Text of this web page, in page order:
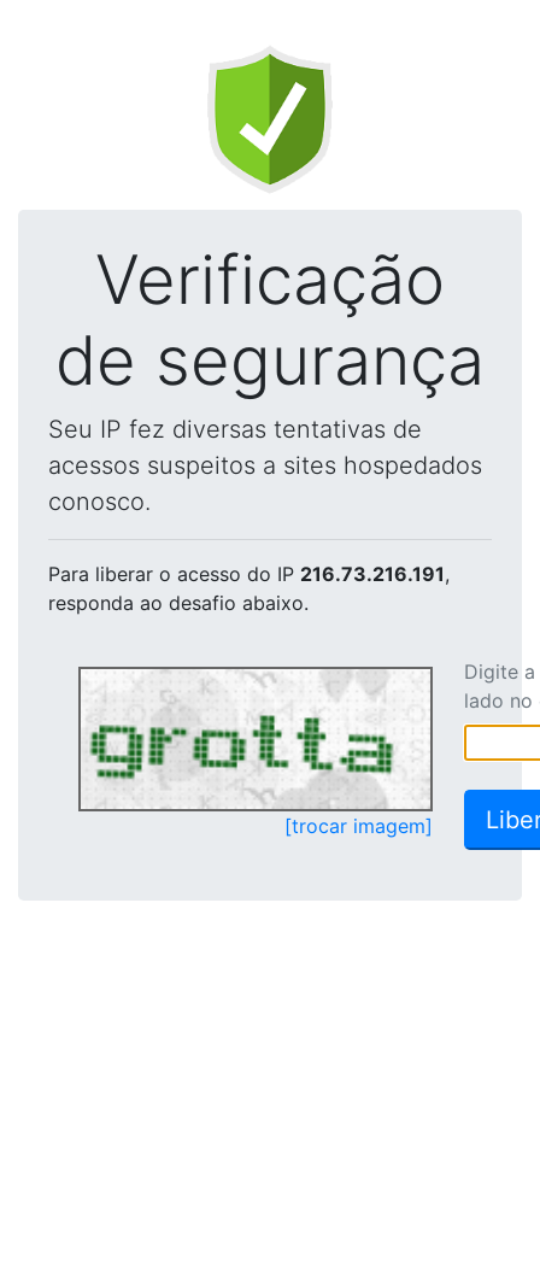
Verificação
de segurança
Seu IP fez diversas tentativas de
acessos suspeitos a sites hospedados
conosco.
Para liberar o acesso do IP 216.73.216.191,
responda ao desafio abaixo.
[trocar imagem]
Digite
lado no